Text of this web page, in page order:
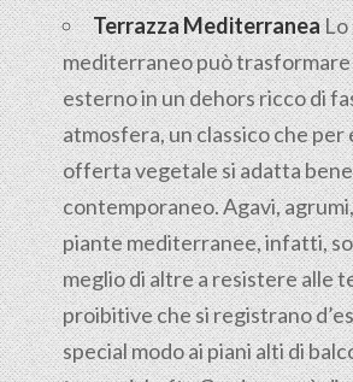
Terrazza MediterraneaLo
mediterraneo può trasformare
esterno in un dehors ricco di
atmosfera, un classico che per
offerta vegetale si adatta
contemporaneo. Agavi,
piante mediterranee, infatti,
meglio di altre a resistere alle
proibitive che si registrano
special modo ai piani alti di